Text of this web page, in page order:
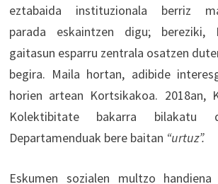
eztabaida instituzionala berriz
parada eskaintzen digu; bereziki,
gaitasun esparru zentrala osatzen
begira. Maila hortan, adibide
horien artean Kortsikakoa. 2018an,
Kolektibitate bakarra
Departamenduak bere baitan “urtuz”.
Eskumen sozialen multzo